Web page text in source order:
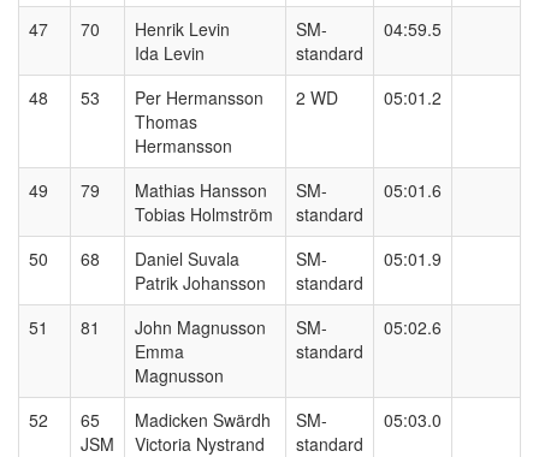
47 70
Henrik Levin
Ida Levin
SM-
standard
04:59.5
48 53
Per Hermansson
Thomas
Hermansson
2 WD 05:01.2
49 79
Mathias Hansson
Tobias Holmström
SM-
standard
05:01.6
50 68
Daniel Suvala
Patrik Johansson
SM-
standard
05:01.9
51 81
John Magnusson
Emma
Magnusson
SM-
standard
05:02.6
52
65
JSM
Madicken Swärdh
Victoria Nystrand
SM-
standard
05:03.0